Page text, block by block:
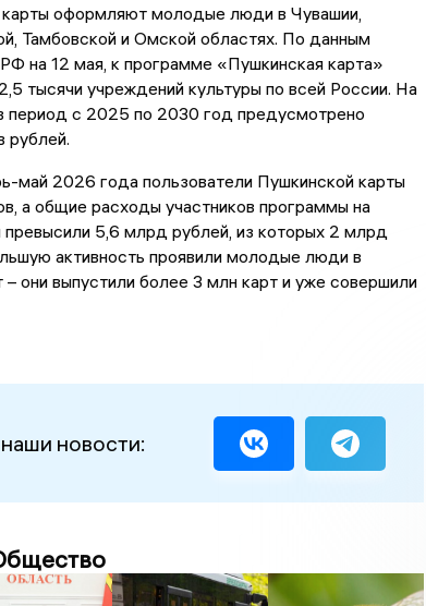
оформляют молодые люди в Чувашии,
Тамбовской и Омской областях. По данным
на 12 мая, к программе «Пушкинская карта»
тысячи учреждений культуры по всей России. На
период с 2025 по 2030 год предусмотрено
рублей.
май 2026 года пользователи Пушкинской карты
а общие расходы участников программы на
превысили 5,6 млрд рублей, из которых 2 млрд
активность проявили молодые люди в
они выпустили более 3 млн карт и уже совершили
новости: